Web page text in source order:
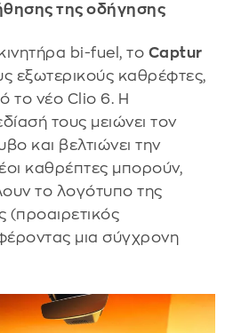
της οδήγησης
bi-fuel, το Captur
εξωτερικούς καθρέφτες,
το νέο Clio 6. Η
τους μειώνει τον
και βελτιώνει την
καθρέπτες μπορούν,
το λογότυπο της
(προαιρετικός
μια σύγχρονη